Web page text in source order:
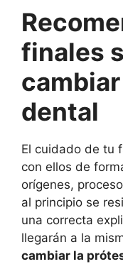
finales
dental
El cuidado de tu
con ellos de
orígenes,
al principio se
una correcta
llegarán a la
cambiar la